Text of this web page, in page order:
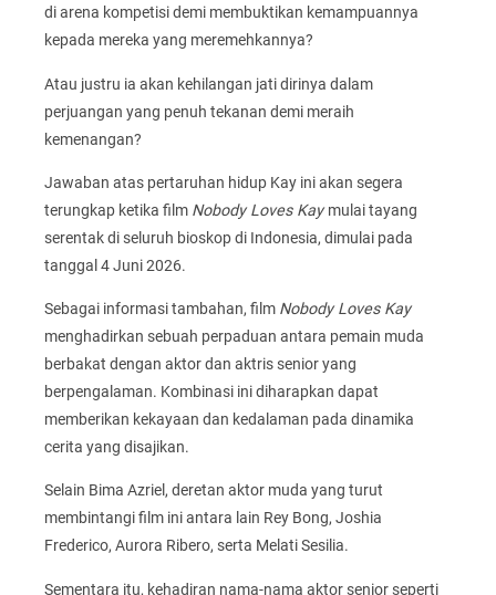
di arena kompetisi demi membuktikan kemampuannya
kepada mereka yang meremehkannya?
Atau justru ia akan kehilangan jati dirinya dalam
perjuangan yang penuh tekanan demi meraih
kemenangan?
Jawaban atas pertaruhan hidup Kay ini akan segera
terungkap ketika film Nobody Loves Kaymulai tayang
serentak di seluruh bioskop di Indonesia, dimulai pada
tanggal 4 Juni 2026.
Sebagai informasi tambahan, film Nobody Loves Kay
menghadirkan sebuah perpaduan antara pemain muda
berbakat dengan aktor dan aktris senior yang
berpengalaman. Kombinasi ini diharapkan dapat
memberikan kekayaan dan kedalaman pada dinamika
cerita yang disajikan.
Selain Bima Azriel, deretan aktor muda yang turut
membintangi film ini antara lain Rey Bong, Joshia
Frederico, Aurora Ribero, serta Melati Sesilia.
Sementara itu, kehadiran nama-nama aktor senior seperti